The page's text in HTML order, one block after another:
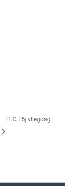
ELC F5j vliegdag